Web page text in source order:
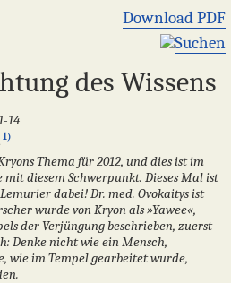
Download PDF
Suchen
des Wissens
14
1)
Thema für 2012, und dies ist im
diesem Schwerpunkt. Dieses Mal ist
dabei! Dr. med. Ovokaitys ist
wurde von Kryon als »Yawee«,
der Verjüngung beschrieben, zuerst
Denke nicht wie ein Mensch,
wie im Tempel gearbeitet wurde,